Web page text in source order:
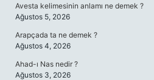
Avesta kelimesinin anlamı ne demek ?
Ağustos 5, 2026
Arapçada ta ne demek ?
Ağustos 4, 2026
Ahad-ı Nas nedir ?
Ağustos 3, 2026